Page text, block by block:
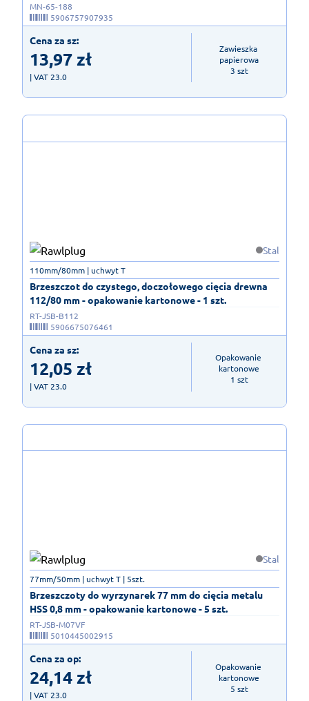
MN-65-188
5906757907935
Cena za sz:
13,97zł
| VAT 23.0
Zawieszka
papierowa
3 szt
Stal
Brzeszczot do czystego, doczołowego cięcia drewna
112/80 mm - opakowanie kartonowe - 1 szt.
110mm/80mm | uchwyt T
RT-JSB-B112
5906675076461
Cena za sz:
12,05 zł
| VAT 23.0
Opakowanie
kartonowe
1 szt
Stal
Brzeszczoty do wyrzynarek 77 mm do cięcia metalu
HSS 0,8 mm - opakowanie kartonowe - 5 szt.
77mm/50mm | uchwyt T | 5szt.
RT-JSB-M07VF
5010445002915
Cena za op:
24,14zł
| VAT 23.0
Opakowanie
kartonowe
5 szt